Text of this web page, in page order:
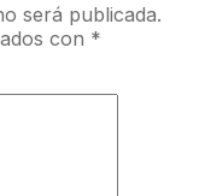
será publicada.
con *